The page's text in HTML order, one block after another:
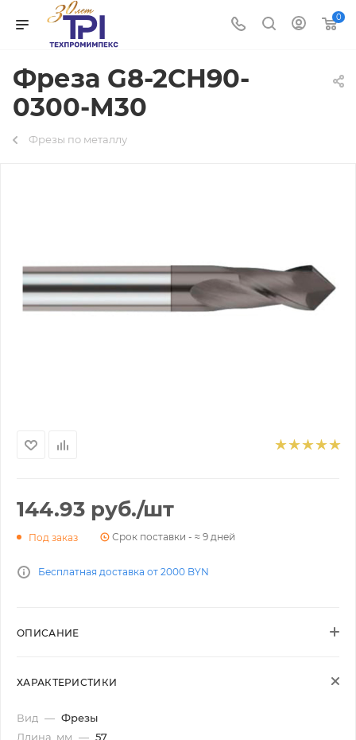
0
Фреза G8-2CH90-
0300-M30
Фрезы по металлу
144.93 руб./шт
Под заказ Срок поставки - ≈ 9 дней
Бесплатная доставка от 2000 BYN
ОПИСАНИЕ
ХАРАКТЕРИСТИКИ
Вид — Фрезы
Длина, мм — 57